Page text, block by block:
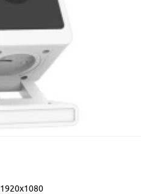
1920x1080